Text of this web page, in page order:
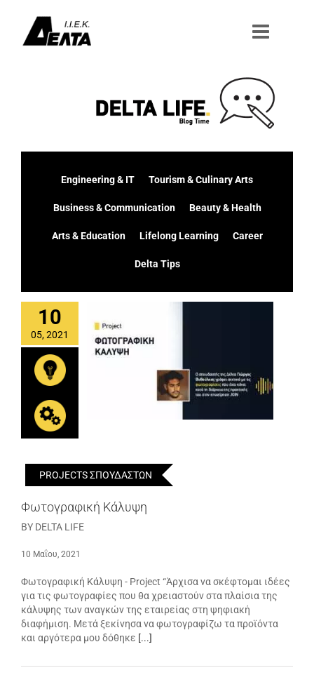
περιεχόμενο
Engineering & IT Tourism & Culinary Arts
Business & Communication Beauty & Health
Arts & Education Lifelong Learning Career
Delta Tips
10
05, 2021
PROJECTS ΣΠΟΥΔΑΣΤΩΝ
Φωτογραφική Κάλυψη
BY DELTA LIFE
10 Μαΐου, 2021
Φωτογραφική Κάλυψη - Project “Άρχισα να σκέφτομαι ιδέες
για τις φωτογραφίες που θα χρειαστούν στα πλαίσια της
κάλυψης των αναγκών της εταιρείας στη ψηφιακή
διαφήμιση. Μετά ξεκίνησα να φωτογραφίζω τα προϊόντα
και αργότερα μου δόθηκε [...]